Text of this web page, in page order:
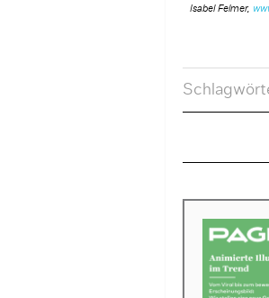
Isabel Felmer,